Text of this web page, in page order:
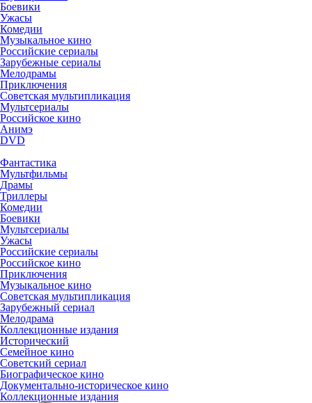
Боевики
Ужасы
Комедии
Музыкальное кино
Российские сериалы
Зарубежные сериалы
Мелодрамы
Приключения
Советская мультипликация
Мультсериалы
Российское кино
Анимэ
DVD
Фантастика
Мультфильмы
Драмы
Триллеры
Комедии
Боевики
Мультсериалы
Ужасы
Российские сериалы
Российское кино
Приключения
Музыкальное кино
Советская мультипликация
Зарубежный сериал
Мелодрама
Коллекционные издания
Исторический
Семейное кино
Советский сериал
Биографическое кино
Документально-историческое кино
Коллекционные издания